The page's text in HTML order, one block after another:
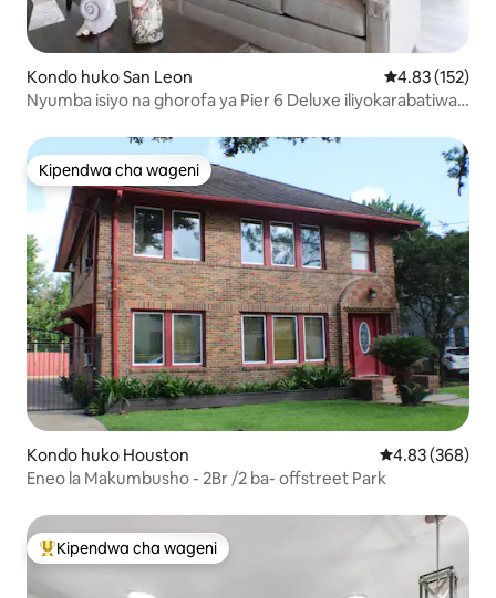
Kondo huko San Leon Ukadiriaji wa
4.83 (152)
Nyumba isiyo na ghorofa ya Pier 6 Deluxe iliyokarabatiwa
Kipendwa cha wageni
Kipendwa cha wageni
Kondo huko Houston Ukadiriaji wa
4.83 (368)
Eneo la Makumbusho - 2Br /2 ba- offstreet Park
Kipendwa maarufu cha wageni
Kipendwa cha wageni